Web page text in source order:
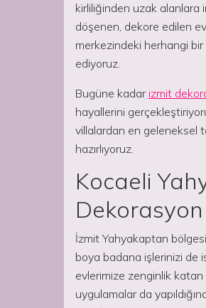
kirliliğinden uzak alanlara
döşenen, dekore edilen
merkezindeki herhangi bir
ediyoruz.
Bugüne kadar izmit
hayallerini
villalardan en geleneksel
hazırlıyoruz.
Kocaeli
Dekorasyon
İzmit Yahyakaptan
boya badana işlerinizi de
evlerimize zenginlik katan
uygulamalar da